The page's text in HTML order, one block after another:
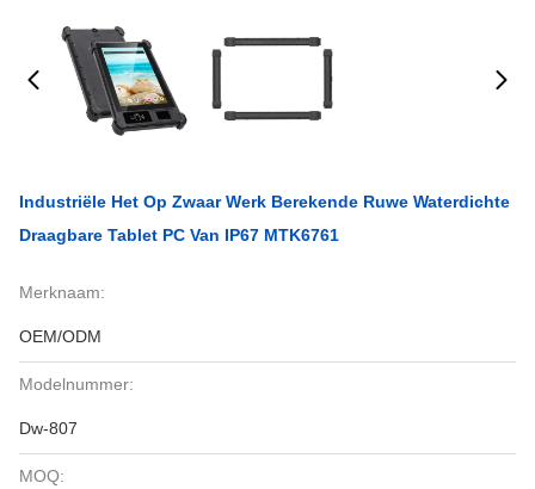
Industriële Het Op Zwaar Werk Berekende Ruwe Waterdichte
Draagbare Tablet PC Van IP67 MTK6761
Merknaam:
OEM/ODM
Modelnummer:
Dw-807
MOQ: